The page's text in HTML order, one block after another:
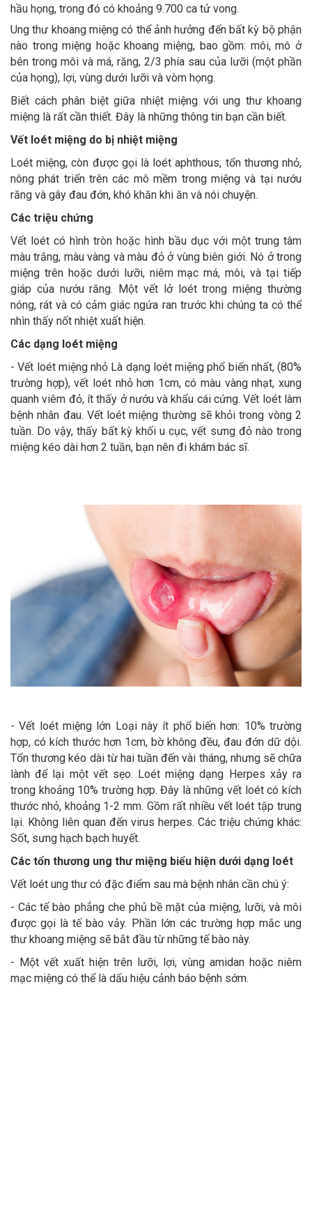
hầu họng, trong đó có khoảng 9.700 ca tử vong.
Ung thư khoang miệng có thể ảnh hưởng đến bất kỳ bộ phận
nào trong miệng hoặc khoang miệng, bao gồm: môi, mô ở
bên trong môi và má, răng, 2/3 phía sau của lưỡi (một phần
của họng), lợi, vùng dưới lưỡi và vòm họng.
Biết cách phân biệt giữa nhiệt miệng với ung thư khoang
miệng là rất cần thiết. Đây là những thông tin bạn cần biết.
Vết loét miệng do bị nhiệt miệng
Loét miệng, còn được gọi là loét aphthous, tổn thương nhỏ,
nông phát triển trên các mô mềm trong miệng và tại nướu
răng và gây đau đớn, khó khăn khi ăn và nói chuyện.
Các triệu chứng
Vết loét có hình tròn hoặc hình bầu dục với một trung tâm
màu trắng, màu vàng và màu đỏ ở vùng biên giới. Nó ở trong
miệng trên hoặc dưới lưỡi, niêm mạc má, môi, và tại tiếp
giáp của nướu răng. Một vết lở loét trong miệng thường
nóng, rát và có cảm giác ngứa ran trước khi chúng ta có thể
nhìn thấy nốt nhiệt xuất hiện.
Các dạng loét miệng
- Vết loét miệng nhỏ Là dạng loét miệng phổ biến nhất, (80%
trường hợp), vết loét nhỏ hơn 1cm, có màu vàng nhạt, xung
quanh viêm đỏ, ít thấy ở nướu và khẩu cái cứng. Vết loét làm
bệnh nhân đau. Vết loét miệng thường sẽ khỏi trong vòng 2
tuần. Do vậy, thấy bất kỳ khối u cục, vết sưng đỏ nào trong
miệng kéo dài hơn 2 tuần, bạn nên đi khám bác sĩ.
- Vết loét miệng lớn Loại này ít phổ biến hơn: 10% trường
hợp, có kích thước hơn 1cm, bờ không đều, đau đớn dữ dội.
Tổn thương kéo dài từ hai tuần đến vài tháng, nhưng sẽ chữa
lành để lại một vết sẹo. Loét miệng dạng Herpes xảy ra
trong khoảng 10% trường hợp. Đây là những vết loét có kích
thước nhỏ, khoảng 1-2 mm. Gồm rất nhiều vết loét tập trung
lại. Không liên quan đến virus herpes. Các triệu chứng khác:
Sốt, sưng hạch bạch huyết.
Các tổn thương ung thư miệng biểu hiện dưới dạng loét
Vết loét ung thư có đặc điểm sau mà bệnh nhân cần chú ý:
- Các tế bào phẳng che phủ bề mặt của miệng, lưỡi, và môi
được gọi là tế bào vảy. Phần lớn các trường hợp mắc ung
thư khoang miệng sẽ bắt đầu từ những tế bào này.
- Một vết xuất hiện trên lưỡi, lợi, vùng amidan hoặc niêm
mạc miệng có thể là dấu hiệu cảnh báo bệnh sớm.